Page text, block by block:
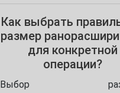
Как выбрать
размер
для конкретной
операции?
Выбор